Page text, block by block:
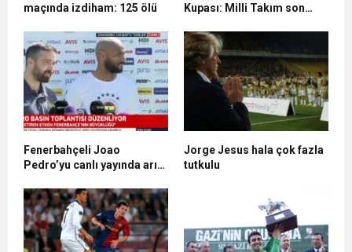
maçında izdiham: 125 ölü
Kupası: Milli Takım son
Fenerbahçeli Joao
Pedro’yu canlı yayında arı
Jorge Jesus hala çok fazla
tutkulu